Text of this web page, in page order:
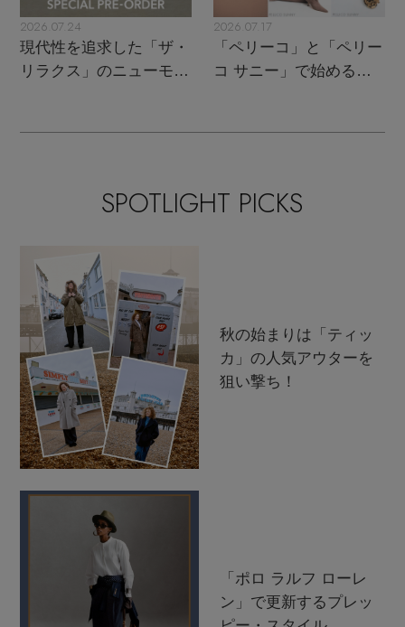
2026.07.24
現代性を追求した「ザ・
リラクス」のニューモダ
2026.07.17
「ペリーコ」と「ペリー
コ サニー」で始める秋
SPOTLIGHT PICKS
秋の始まりは「ティッ
カ」の人気アウターを
狙い撃ち！
「ポロ ラルフ ローレ
ン」で更新するプレッ